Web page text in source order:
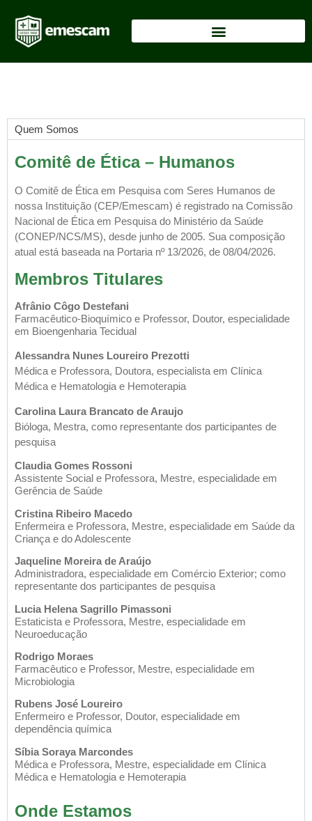
Quem Somos
Comitê de Ética – Humanos
O Comitê de Ética em Pesquisa com Seres Humanos de
nossa Instituição (CEP/Emescam) é registrado na Comissão
Nacional de Ética em Pesquisa do Ministério da Saúde
(CONEP/NCS/MS), desde junho de 2005. Sua composição
atual está baseada na Portaria nº 13/2026, de 08/04/2026.
Membros Titulares
Afrânio Côgo Destefani
Farmacêutico-Bioquímico e Professor, Doutor, especialidade
em Bioengenharia Tecidual
Alessandra Nunes Loureiro Prezotti
Médica e Professora, Doutora, especialista em Clínica
Médica e Hematologia e Hemoterapia
Carolina Laura Brancato de Araujo
Bióloga, Mestra, como representante dos participantes de
pesquisa
Claudia Gomes Rossoni
Assistente Social e Professora, Mestre, especialidade em
Gerência de Saúde
Cristina Ribeiro Macedo
Enfermeira e Professora, Mestre, especialidade em Saúde da
Criança e do Adolescente
Jaqueline Moreira de Araújo
Administradora, especialidade em Comércio Exterior; como
representante dos participantes de pesquisa
Lucia Helena Sagrillo Pimassoni
Estaticista e Professora, Mestre, especialidade em
Neuroeducação
Rodrigo Moraes
Farmacêutico e Professor, Mestre, especialidade em
Microbiologia
Rubens José Loureiro
Enfermeiro e Professor, Doutor, especialidade em
dependência química
Síbia Soraya Marcondes
Médica e Professora, Mestre, especialidade em Clínica
Médica e Hematologia e Hemoterapia
Onde Estamos